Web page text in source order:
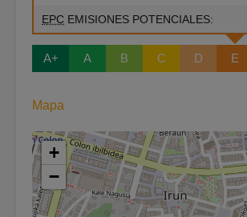
EPC EMISIONES POTENCIALES:
A+ A B C D E
Mapa
+
−